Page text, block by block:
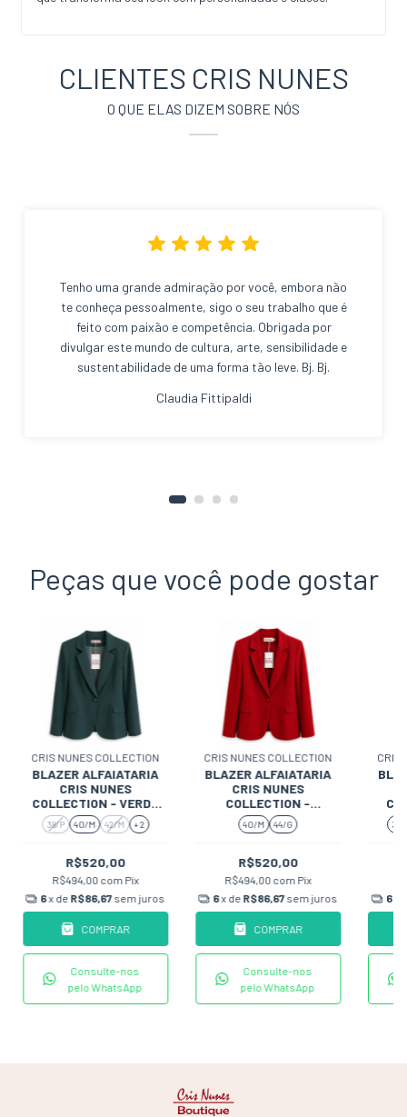
CLIENTES CRIS NUNES
O QUE ELAS DIZEM SOBRE NÓS
Tenho uma grande admiração por você, embora não
te conheça pessoalmente, sigo o seu trabalho que é
feito com paixão e competência. Obrigada por
divulgar este mundo de cultura, arte, sensibilidade e
sustentabilidade de uma forma tão leve. Bj. Bj.
Claudia Fittipaldi
Peças que você pode gostar
CRIS NUNES COLLECTION
BLAZER ALFAIATARIA
CRIS NUNES
COLLECTION - VERDE
GARRAFA
38/P 40/M 42/M + 2
R$520,00
R$494,00 com Pix
6x de R$86,67sem juros
COMPRAR
Consulte-nos
pelo WhatsApp
CRIS NUNES COLLECTION
BLAZER ALFAIATARIA
CRIS NUNES
COLLECTION -
VERMELHO
40/M 44/G
R$520,00
R$494,00 com Pix
6x de R$86,67sem juros
COMPRAR
Consulte-nos
pelo WhatsApp
CRIS
38/
6